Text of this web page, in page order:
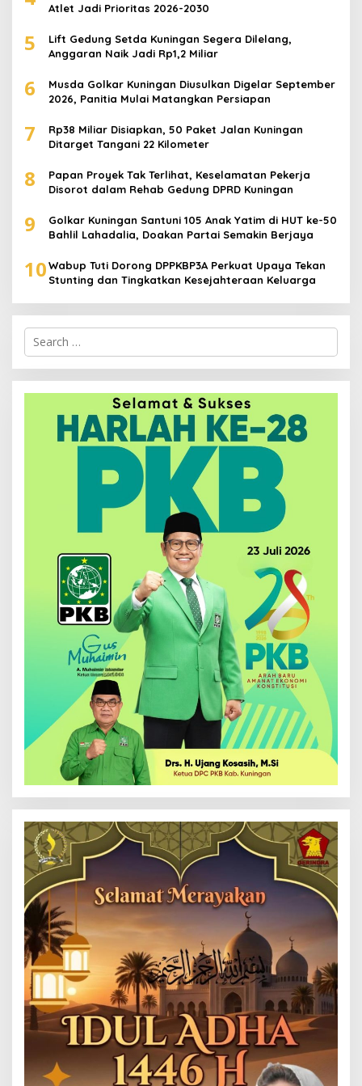
Atlet Jadi Prioritas 2026-2030
5
Lift Gedung Setda Kuningan Segera Dilelang,
Anggaran Naik Jadi Rp1,2 Miliar
6
Musda Golkar Kuningan Diusulkan Digelar September
2026, Panitia Mulai Matangkan Persiapan
7
Rp38 Miliar Disiapkan, 50 Paket Jalan Kuningan
Ditarget Tangani 22 Kilometer
8
Papan Proyek Tak Terlihat, Keselamatan Pekerja
Disorot dalam Rehab Gedung DPRD Kuningan
9
Golkar Kuningan Santuni 105 Anak Yatim di HUT ke-50
Bahlil Lahadalia, Doakan Partai Semakin Berjaya
10Wabup Tuti Dorong DPPKBP3A Perkuat Upaya Tekan
Stunting dan Tingkatkan Kesejahteraan Keluarga
Search
for: